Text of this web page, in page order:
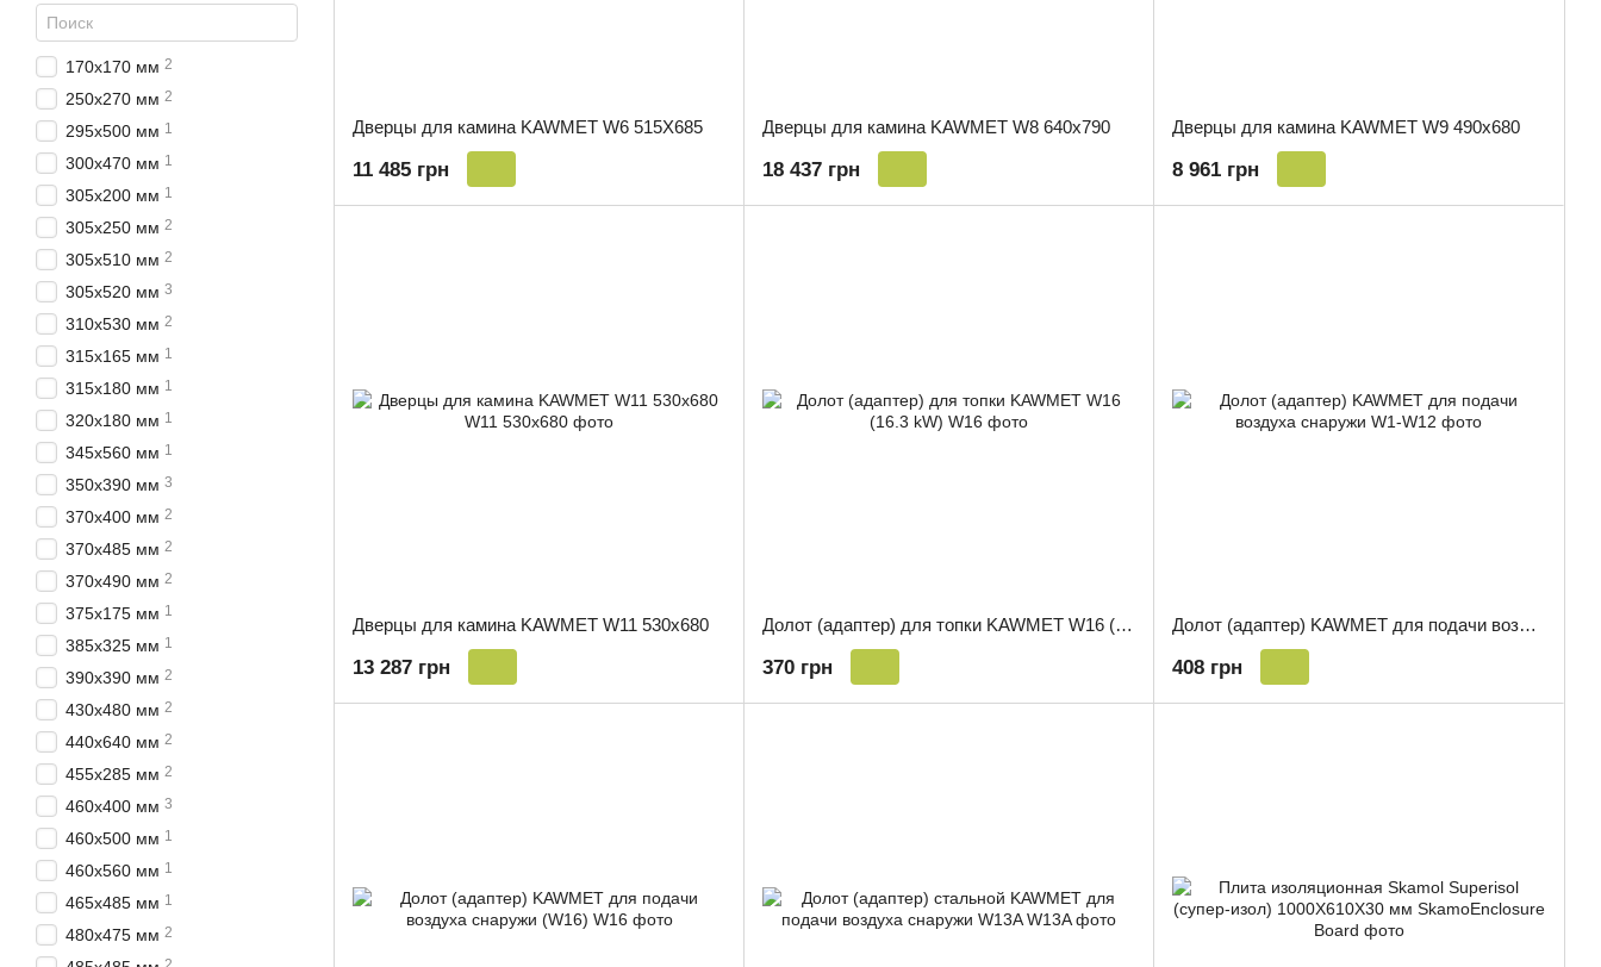
Дверцы для камина KAWMET W6 515X685
11 485 грн
Дверцы для камина KAWMET W8 640x790
18 437 грн
Дверцы для камина KAWMET W9 490x680
8 961 грн
Дверцы для камина KAWMET W11 530x680
13 287 грн
Долот (адаптер) для топки KAWMET W16 (16.3 kW)
370 грн
Долот (адаптер) KAWMET для подачи воздуха снаружи
408 грн
170х170 мм 2
250x270 мм 2
295х500 мм 1
300х470 мм 1
305х200 мм 1
305х250 мм 2
305х510 мм 2
305х520 мм 3
310х530 мм 2
315х165 мм 1
315х180 мм 1
320х180 мм 1
345х560 мм 1
350х390 мм 3
370х400 мм 2
370х485 мм 2
370х490 мм 2
375х175 мм 1
385х325 мм 1
390х390 мм 2
430х480 мм 2
440х640 мм 2
455х285 мм 2
460x400 мм 3
460х500 мм 1
460х560 мм 1
465х485 мм 1
480х475 мм 2